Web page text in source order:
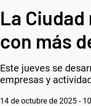
La
con más
Este jueves se
empresas y
14 de octubre de 2025 -